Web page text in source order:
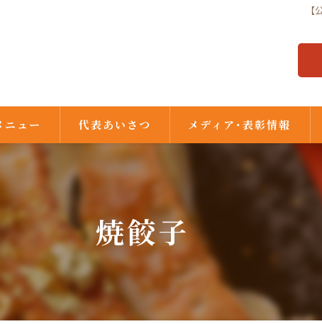
ニュー 代表あいさつ メディア･表彰情報
焼餃子